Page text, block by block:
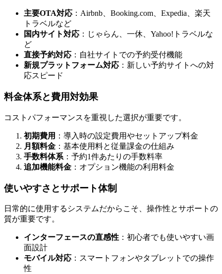
主要OTA対応 ：Airbnb、Booking.com、Expedia、楽天
トラベルなど
国内サイト対応 ：じゃらん、一休、Yahoo!トラベルな
ど
直接予約対応 ：自社サイトでの予約受付機能
新規プラットフォーム対応 ：新しい予約サイトへの対
応スピード
料金体系と費用対効果
コストパフォーマンスを重視した選択が重要です。
初期費用 ：導入時の設定費用やセットアップ料金
月額料金 ：基本使用料と従量課金の仕組み
手数料体系 ：予約1件あたりの手数料率
追加機能料金 ：オプション機能の利用料金
使いやすさとサポート体制
日常的に使用するシステムだからこそ、操作性とサポートの
質が重要です。
インターフェースの直感性 ：初心者でも使いやすい画
面設計
モバイル対応 ：スマートフォンやタブレットでの操作
性